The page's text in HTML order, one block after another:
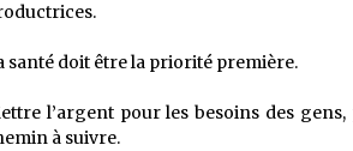
santé doit être la priorité première.
l’argent pour les besoins des
à suivre.